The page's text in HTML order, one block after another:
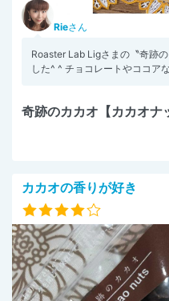
Rieさん
Roaster Lab Ligさまの〝奇跡
した^ ^ チョコレートやココア
奇跡のカカオ【カカオナ
カカオの香りが好き